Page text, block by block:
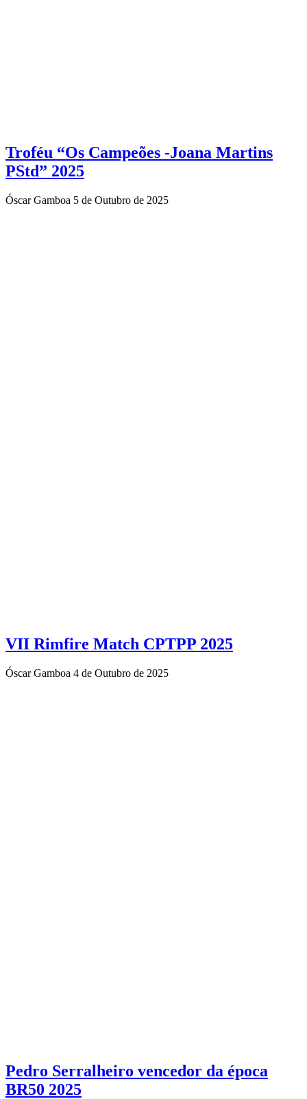
Troféu “Os Campeões -Joana Martins
PStd” 2025
Óscar Gamboa 5 de Outubro de 2025
VII Rimfire Match CPTPP 2025
Óscar Gamboa 4 de Outubro de 2025
Pedro Serralheiro vencedor da época
BR50 2025